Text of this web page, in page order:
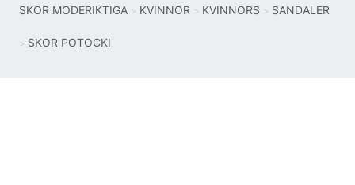
SKOR MODERIKTIGA KVINNOR KVINNORS SANDALER
SKOR POTOCKI